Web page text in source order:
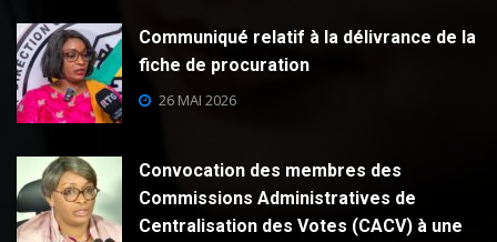
Communiqué relatif à la délivrance de la
fiche de procuration
26 MAI 2026
Convocation des membres des
Commissions Administratives de
Centralisation des Votes (CACV) à une